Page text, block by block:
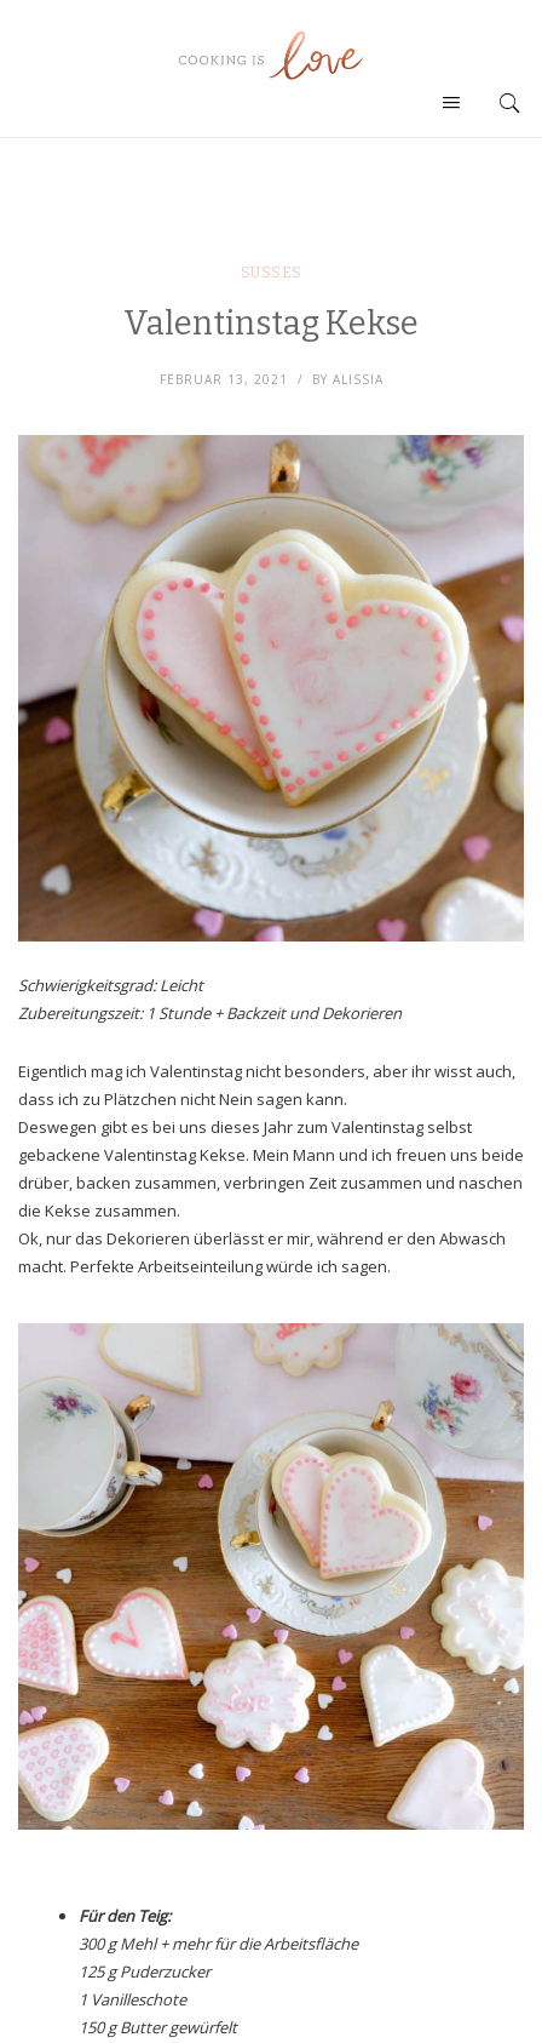
SÜSSES
Valentinstag Kekse
FEBRUAR 13, 2021 BY ALISSIA
Schwierigkeitsgrad: Leicht
Zubereitungszeit: 1 Stunde + Backzeit und Dekorieren
Eigentlich mag ich Valentinstag nicht besonders, aber ihr wisst auch,
dass ich zu Plätzchen nicht Nein sagen kann.
Deswegen gibt es bei uns dieses Jahr zum Valentinstag selbst
gebackene Valentinstag Kekse. Mein Mann und ich freuen uns beide
drüber, backen zusammen, verbringen Zeit zusammen und naschen
die Kekse zusammen.
Ok, nur das Dekorieren überlässt er mir, während er den Abwasch
macht. Perfekte Arbeitseinteilung würde ich sagen.
Für den Teig:
300 g Mehl + mehr für die Arbeitsfläche
125 g Puderzucker
1 Vanilleschote
150 g Butter gewürfelt